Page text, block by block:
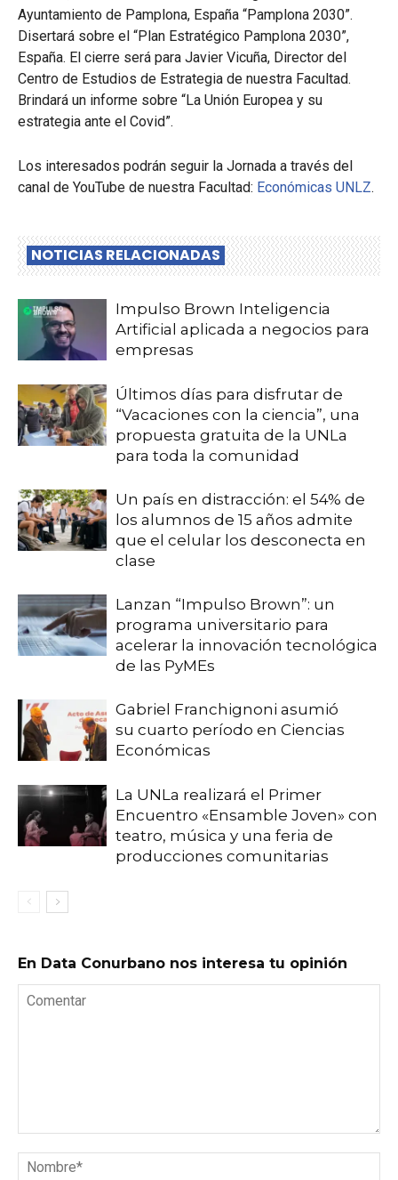
Ayuntamiento de Pamplona, España “Pamplona 2030”.
Disertará sobre el “Plan Estratégico Pamplona 2030”,
España. El cierre será para Javier Vicuña, Director del
Centro de Estudios de Estrategia de nuestra Facultad.
Brindará un informe sobre “La Unión Europea y su
estrategia ante el Covid”.
Los interesados podrán seguir la Jornada a través del
canal de YouTube de nuestra Facultad: Económicas UNLZ.
NOTICIAS RELACIONADAS
Impulso Brown Inteligencia
Artificial aplicada a negocios para
empresas
Últimos días para disfrutar de
“Vacaciones con la ciencia”, una
propuesta gratuita de la UNLa
para toda la comunidad
Un país en distracción: el 54% de
los alumnos de 15 años admite
que el celular los desconecta en
clase
Lanzan “Impulso Brown”: un
programa universitario para
acelerar la innovación tecnológica
de las PyMEs
Gabriel Franchignoni asumió
su cuarto período en Ciencias
Económicas
La UNLa realizará el Primer
Encuentro «Ensamble Joven» con
teatro, música y una feria de
producciones comunitarias
En Data Conurbano nos interesa tu opinión